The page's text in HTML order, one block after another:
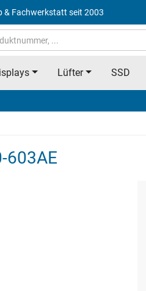
& Fachwerkstatt seit 2003
Lüfter SSD
603AE